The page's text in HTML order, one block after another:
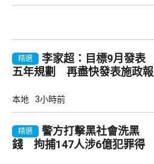
精選
李家超：目標9月發表
五年規劃 再盡快發表施政報
本地 3小時前
精選
警方打擊黑社會洗黑
錢 拘捕147人涉6億犯罪得